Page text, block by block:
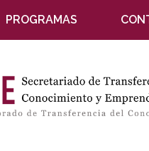
PROGRAMAS